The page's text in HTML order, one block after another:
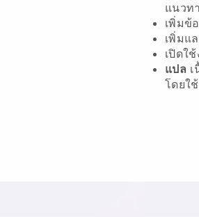
แนวท
เพิ่มข้
เพิ่มแ
เปิดใ
แปล
โดยใช้